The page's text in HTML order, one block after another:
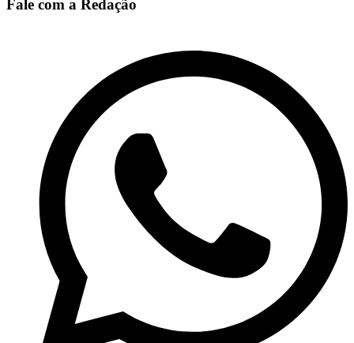
Fale com a Redação